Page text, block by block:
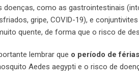
doenças, como as gastrointestinais
gripe, COVID-19), e
quente, de forma que o risco de
lembrar que o período de
Aedes aegypti e o risco de